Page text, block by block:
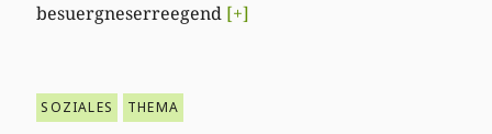
besuergneserreegend [+]
SOZIALES THEMA